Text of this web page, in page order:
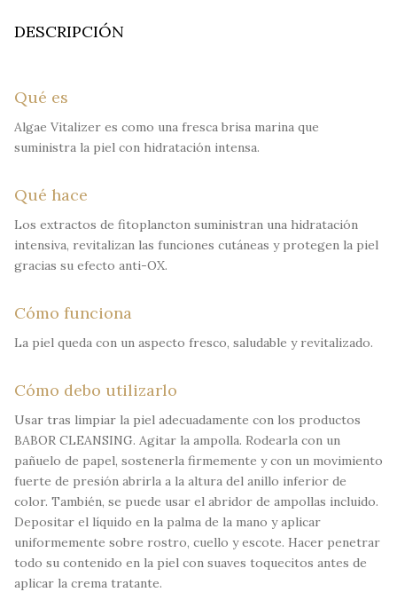
DESCRIPCIÓN
Qué es
Algae Vitalizer es como una fresca brisa marina que
suministra la piel con hidratación intensa.
Qué hace
Los extractos de fitoplancton suministran una hidratación
intensiva, revitalizan las funciones cutáneas y protegen la piel
gracias su efecto anti-OX.
Cómo funciona
La piel queda con un aspecto fresco, saludable y revitalizado.
Cómo debo utilizarlo
Usar tras limpiar la piel adecuadamente con los productos
BABOR CLEANSING. Agitar la ampolla. Rodearla con un
pañuelo de papel, sostenerla firmemente y con un movimiento
fuerte de presión abrirla a la altura del anillo inferior de
color. También, se puede usar el abridor de ampollas incluido.
Depositar el líquido en la palma de la mano y aplicar
uniformemente sobre rostro, cuello y escote. Hacer penetrar
todo su contenido en la piel con suaves toquecitos antes de
aplicar la crema tratante.